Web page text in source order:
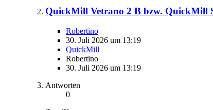
QuickMill Vetrano 2 B bzw. QuickMill
Robertino
30. Juli 2026 um 13:19
QuickMill
Robertino
30. Juli 2026 um 13:19
Antworten
0